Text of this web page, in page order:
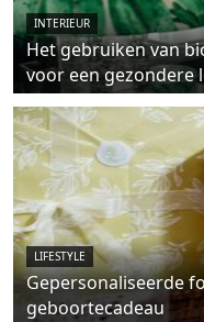
INTERIEUR
Het gebruiken van
voor een gezondere
LIFESTYLE
Gepersonaliseerde
geboortecadeau